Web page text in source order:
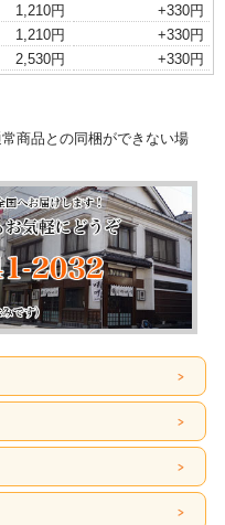
1,210円
+330円
1,210円
+330円
2,530円 +330円
商品との同梱ができない場